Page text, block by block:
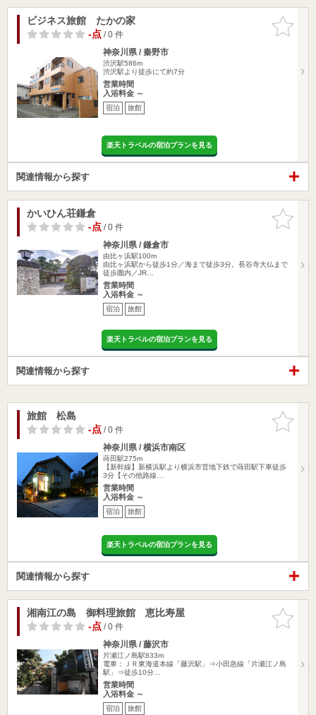
お気に入
りに追加
ビジネス旅館 たかの家
-点/ 0 件
神奈川県 / 秦野市
渋沢駅586m
渋沢駅より徒歩にて約7分
営業時間
入浴料金 ～
宿泊 旅館
楽天トラベルの宿泊プランを見る
関連情報から探す
お気に入
りに追加
かいひん荘鎌倉
-点/ 0 件
神奈川県 / 鎌倉市
由比ヶ浜駅100m
由比ヶ浜駅から徒歩1分／海まで徒歩3分。長谷寺大仏まで
徒歩圏内／JR…
営業時間
入浴料金 ～
宿泊 旅館
楽天トラベルの宿泊プランを見る
関連情報から探す
お気に入
りに追加
旅館 松島
-点/ 0 件
神奈川県 / 横浜市南区
蒔田駅275m
【新幹線】新横浜駅より横浜市営地下鉄で蒔田駅下車徒歩
3分【その他路線…
営業時間
入浴料金 ～
宿泊 旅館
楽天トラベルの宿泊プランを見る
関連情報から探す
お気に入
りに追加
湘南江の島 御料理旅館 恵比寿屋
-点/ 0 件
神奈川県 / 藤沢市
片瀬江ノ島駅833m
電車：ＪＲ東海道本線「藤沢駅」⇒小田急線「片瀬江ノ島
駅」⇒徒歩10分…
営業時間
入浴料金 ～
宿泊 旅館